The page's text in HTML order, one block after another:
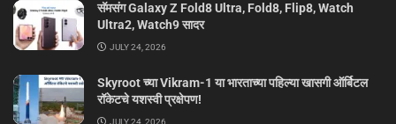
सॅमसंग Galaxy Z Fold8 Ultra, Fold8, Flip8, Watch
Ultra2, Watch9 सादर
JULY 24, 2026
Skyroot च्या Vikram-1 या भारताच्या पहिल्या खासगी ऑर्बिटल
रॉकेटचे यशस्वी प्रक्षेपण!
JULY 24, 2026